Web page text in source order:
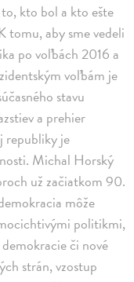
kto bol a kto ešte
tomu, aby sme vedeli
po voľbách 2016 a
voľbám je
stavu
a prehier
republiky je
Michal Horský
už začiatkom 90.
môže
politikmi,
či nové
strán, vzostup